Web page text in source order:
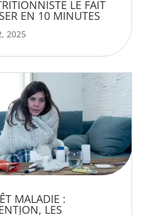
LE FAIT
EN 10 MINUTES
2025
MALADIE :
LES